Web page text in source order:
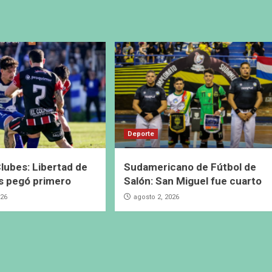
Libertad de
pegó primero
Deporte
Sudamericano de Fútbol de
Salón: San Miguel fue cuarto
agosto 2, 2026